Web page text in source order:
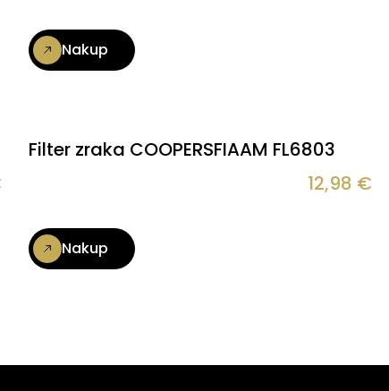
Nakup
Filter zraka COOPERSFIAAM FL6803
12,98 €
Nakup